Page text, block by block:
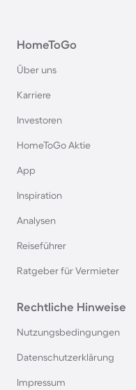
Ferienhäuser &
Ferienhäuser &
Rügen
Gardasee
Nordsee
Ferienhäuser &
Allgäu
Ferienhäuser &
HomeToGo
Über uns
Karriere
Investoren
HomeToGo Aktie
App
Inspiration
Analysen
Reiseführer
Ratgeber für Vermieter
Rechtliche Hinweise
Nutzungsbedingungen
Datenschutzerklärung
Impressum